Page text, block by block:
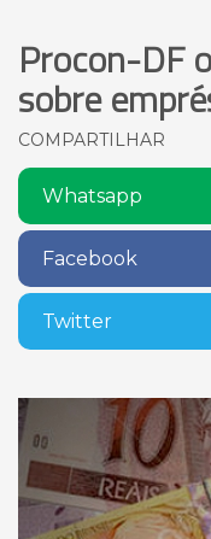
Procon-DF
sobre
COMPARTILHAR
Whatsapp
Facebook
Twitter